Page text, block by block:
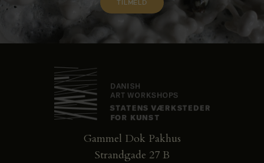
Gammel Dok Pakhus
Strandgade 27 B